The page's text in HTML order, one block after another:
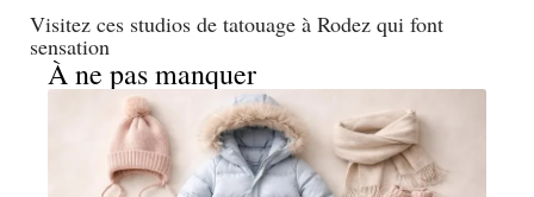
Visitez ces studios de tatouage à Rodez qui font
sensation
À ne pas manquer